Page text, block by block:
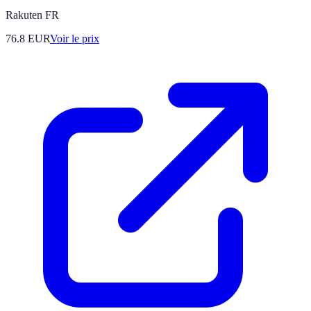
Rakuten FR
76.8 EURVoir le prix